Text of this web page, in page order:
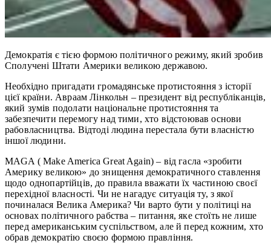
Демократія є тією формою політичного режиму, який зробив
Сполучені Штати Америки великою державою.
Необхідно пригадати громадянське протистояння з історії
цієї країни. Авраам Лінкольн – президент від республіканців,
який зумів подолати національне протистояння та
забезпечити перемогу над тими, хто відстоював основи
рабовласництва. Відтоді людина перестала бути власністю
іншої людини.
MAGA ( Make America Great Again) – від гасла «зробити
Америку великою» до знищення демократичного ставлення
щодо однопартійців, до правила вважати їх частиною своєї
перехідної власності. Чи не нагадує ситуація ту, з якої
починалася Велика Америка? Чи варто бути у політиці на
основах політичного рабства – питання, яке стоїть не лише
перед американським суспільством, але й перед кожним, хто
обрав демократію своєю формою правління.